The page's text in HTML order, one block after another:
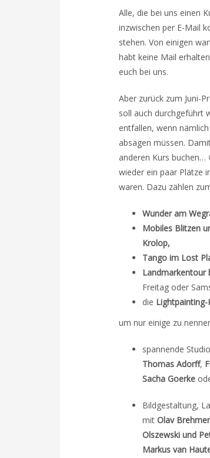
Alle, die bei uns einen
inzwischen per E-Mail
stehen. Von einigen
habt keine Mail
euch bei uns.
Aber zurück zum Juni-
soll auch durchgeführt
entfallen, wenn
absagen müssen.
anderen Kurs buchen…
wieder ein paar Plätze
waren. Dazu zählen
Wunder am
Mobiles Blitzen
Krolop,
Tango im Lost
Landmarkentour
Freitag oder
die
um nur einige zu
spannende
Thomas Adorff,
Sacha Goerke
Bildgestaltung,
mit Olav Brehmer
Olszewski und
Markus van